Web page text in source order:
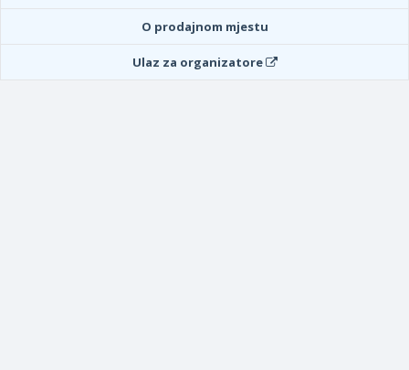
O prodajnom mjestu
Ulaz za organizatore